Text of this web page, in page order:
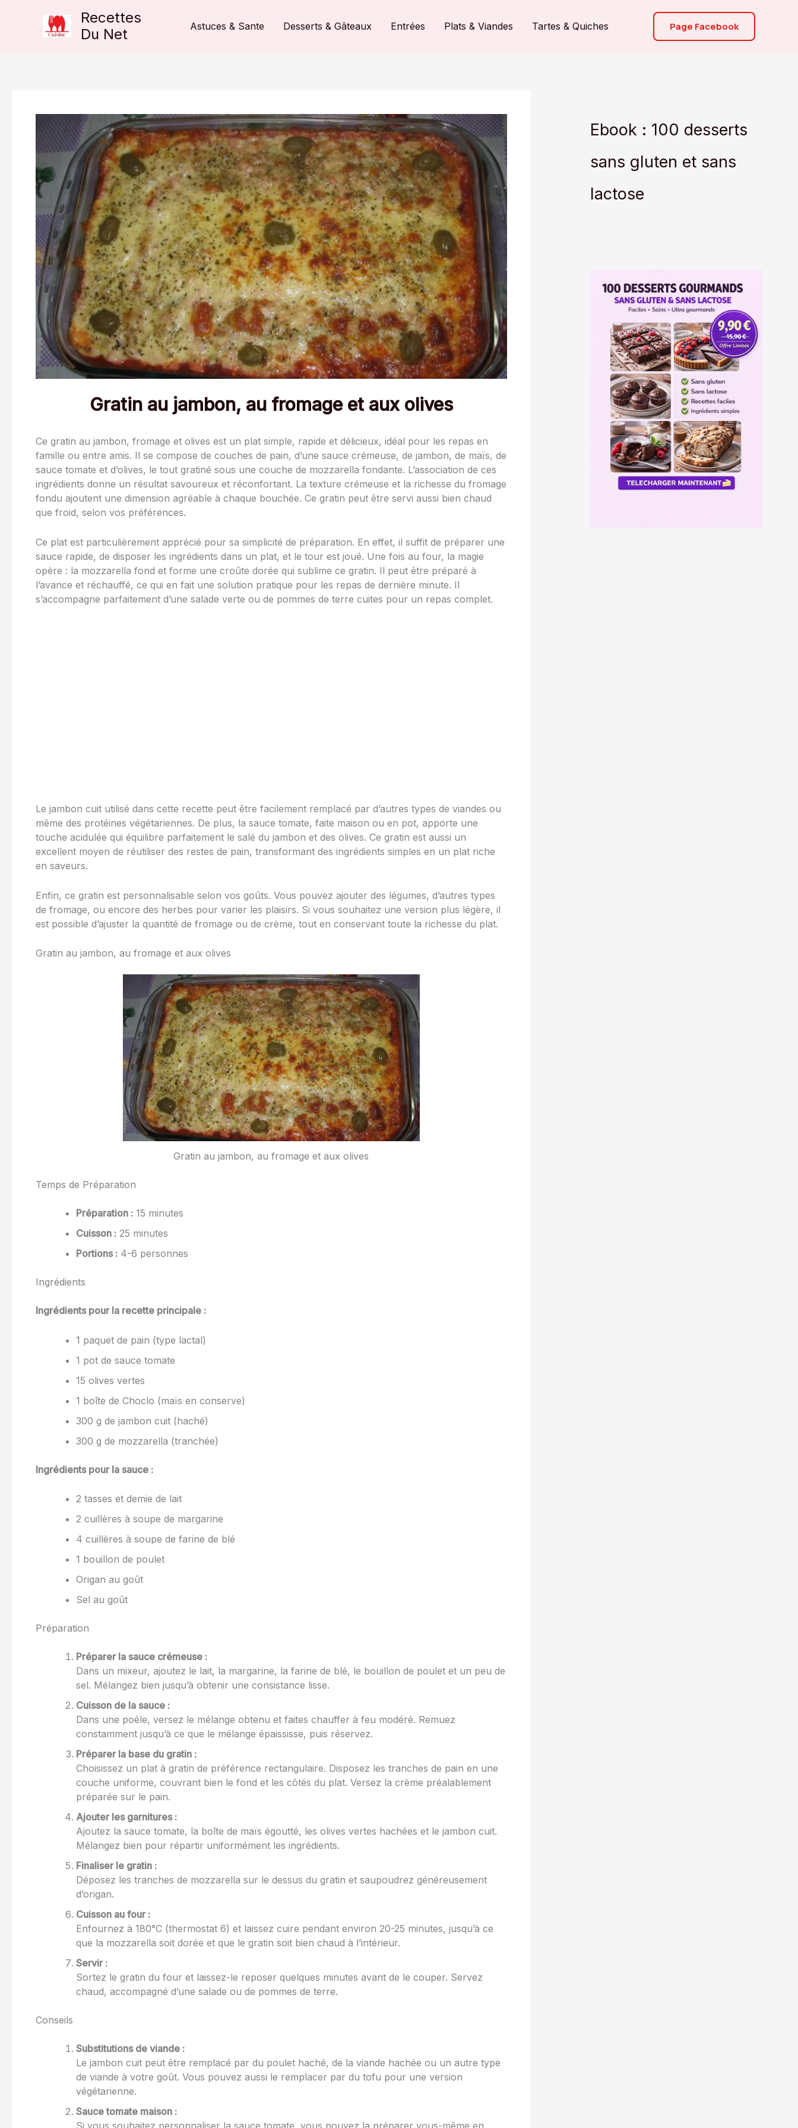
Recettes
Du Net
Astuces & Sante Desserts & Gâteaux Entrées Plats & Viandes Tartes & Quiches Page Facebook
Gratin au jambon, au fromage et aux olives
Ce gratin au jambon, fromage et olives est un plat simple, rapide et délicieux, idéal pour les repas en
famille ou entre amis. Il se compose de couches de pain, d’une sauce crémeuse, de jambon, de maïs, de
sauce tomate et d’olives, le tout gratiné sous une couche de mozzarella fondante. L’association de ces
ingrédients donne un résultat savoureux et réconfortant. La texture crémeuse et la richesse du fromage
fondu ajoutent une dimension agréable à chaque bouchée. Ce gratin peut être servi aussi bien chaud
que froid, selon vos préférences.
Ce plat est particulièrement apprécié pour sa simplicité de préparation. En effet, il suffit de préparer une
sauce rapide, de disposer les ingrédients dans un plat, et le tour est joué. Une fois au four, la magie
opère : la mozzarella fond et forme une croûte dorée qui sublime ce gratin. Il peut être préparé à
l’avance et réchauffé, ce qui en fait une solution pratique pour les repas de dernière minute. Il
s’accompagne parfaitement d’une salade verte ou de pommes de terre cuites pour un repas complet.
Le jambon cuit utilisé dans cette recette peut être facilement remplacé par d’autres types de viandes ou
même des protéines végétariennes. De plus, la sauce tomate, faite maison ou en pot, apporte une
touche acidulée qui équilibre parfaitement le salé du jambon et des olives. Ce gratin est aussi un
excellent moyen de réutiliser des restes de pain, transformant des ingrédients simples en un plat riche
en saveurs.
Enfin, ce gratin est personnalisable selon vos goûts. Vous pouvez ajouter des légumes, d’autres types
de fromage, ou encore des herbes pour varier les plaisirs. Si vous souhaitez une version plus légère, il
est possible d’ajuster la quantité de fromage ou de crème, tout en conservant toute la richesse du plat.
Gratin au jambon, au fromage et aux olives
Gratin au jambon, au fromage et aux olives
Temps de Préparation
Préparation : 15 minutes
Cuisson : 25 minutes
Portions : 4-6 personnes
Ingrédients
Ingrédients pour la recette principale :
1 paquet de pain (type lactal)
1 pot de sauce tomate
15 olives vertes
1 boîte de Choclo (maïs en conserve)
300 g de jambon cuit (haché)
300 g de mozzarella (tranchée)
Ingrédients pour la sauce :
2 tasses et demie de lait
2 cuillères à soupe de margarine
4 cuillères à soupe de farine de blé
1 bouillon de poulet
Origan au goût
Sel au goût
Préparation
Préparer la sauce crémeuse :
Dans un mixeur, ajoutez le lait, la margarine, la farine de blé, le bouillon de poulet et un peu de
sel. Mélangez bien jusqu’à obtenir une consistance lisse.
Cuisson de la sauce :
Dans une poêle, versez le mélange obtenu et faites chauffer à feu modéré. Remuez
constamment jusqu’à ce que le mélange épaississe, puis réservez.
Préparer la base du gratin :
Choisissez un plat à gratin de préférence rectangulaire. Disposez les tranches de pain en une
couche uniforme, couvrant bien le fond et les côtés du plat. Versez la crème préalablement
préparée sur le pain.
Ajouter les garnitures :
Ajoutez la sauce tomate, la boîte de maïs égoutté, les olives vertes hachées et le jambon cuit.
Mélangez bien pour répartir uniformément les ingrédients.
Finaliser le gratin :
Déposez les tranches de mozzarella sur le dessus du gratin et saupoudrez généreusement
d’origan.
Cuisson au four :
Enfournez à 180°C (thermostat 6) et laissez cuire pendant environ 20-25 minutes, jusqu’à ce
que la mozzarella soit dorée et que le gratin soit bien chaud à l’intérieur.
Servir :
Sortez le gratin du four et laissez-le reposer quelques minutes avant de le couper. Servez
chaud, accompagné d’une salade ou de pommes de terre.
Conseils
Substitutions de viande :
Le jambon cuit peut être remplacé par du poulet haché, de la viande hachée ou un autre type
de viande à votre goût. Vous pouvez aussi le remplacer par du tofu pour une version
végétarienne.
Sauce tomate maison :
Ebook : 100 desserts
sans gluten et sans
lactose